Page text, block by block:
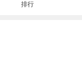
排行